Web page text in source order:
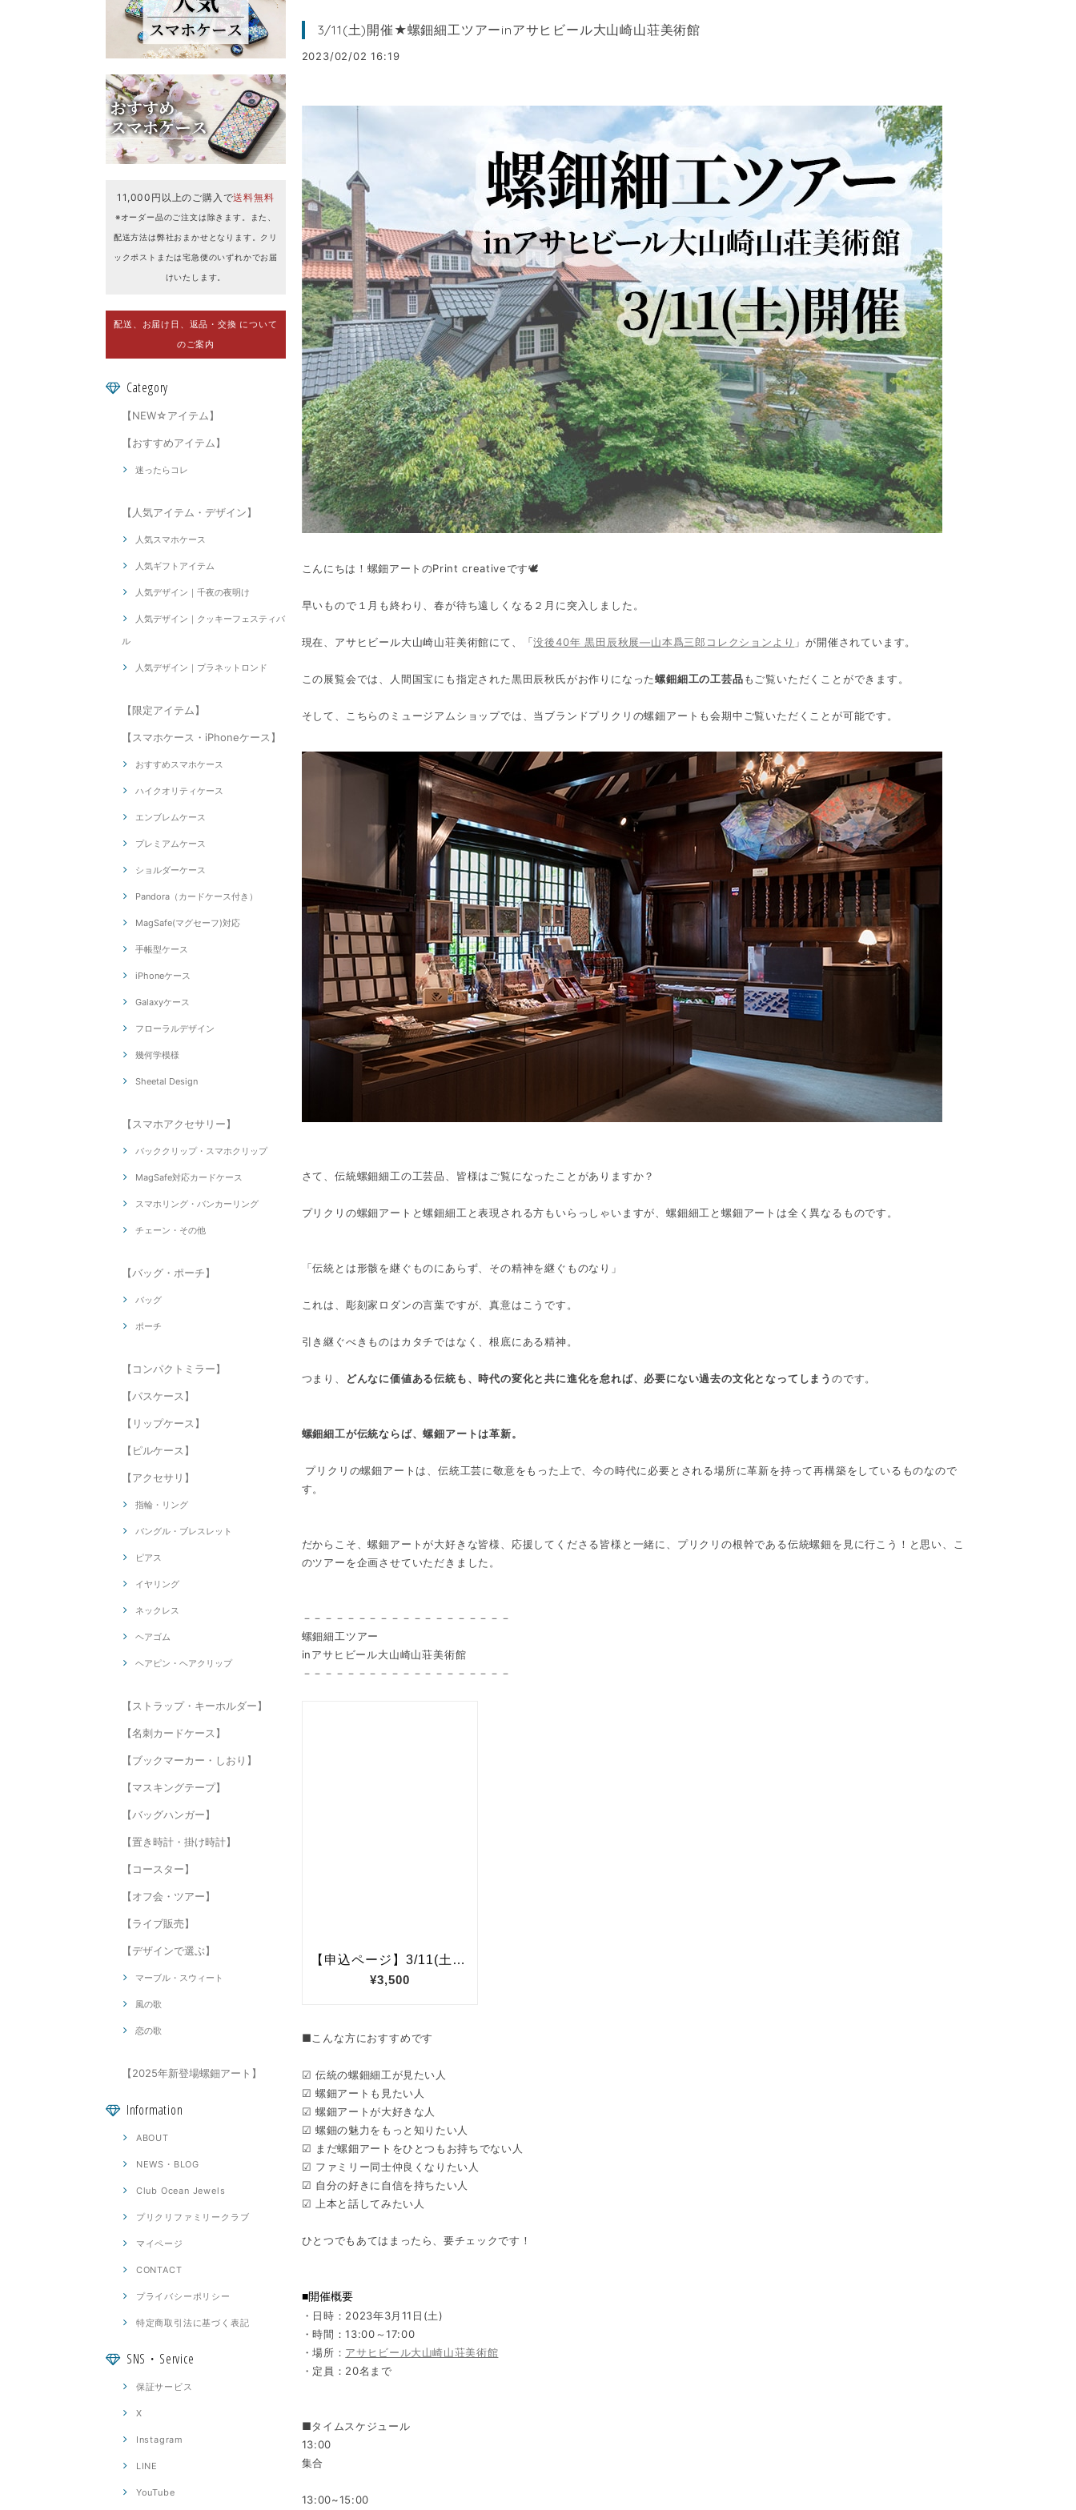
11,000円以上のご購入で送料無料
※オーダー品のご注文は除きます。また、
配送方法は弊社おまかせとなります。クリ
ックポストまたは宅急便のいずれかでお届
けいたします。
配送、お届け日、返品・交換 について
のご案内
Category
【NEW☆アイテム】
【おすすめアイテム】
迷ったらコレ
【人気アイテム・デザイン】
人気スマホケース
人気ギフトアイテム
人気デザイン｜千夜の夜明け
人気デザイン｜クッキーフェスティバ
ル
人気デザイン｜プラネットロンド
【限定アイテム】
【スマホケース・iPhoneケース】
おすすめスマホケース
ハイクオリティケース
エンブレムケース
プレミアムケース
ショルダーケース
Pandora（カードケース付き）
MagSafe(マグセーフ)対応
手帳型ケース
iPhoneケース
Galaxyケース
フローラルデザイン
幾何学模様
Sheetal Design
【スマホアクセサリー】
バッククリップ・スマホクリップ
MagSafe対応カードケース
スマホリング・バンカーリング
チェーン・その他
【バッグ・ポーチ】
バッグ
ポーチ
【コンパクトミラー】
【パスケース】
【リップケース】
【ピルケース】
【アクセサリ】
指輪・リング
バングル・ブレスレット
ピアス
イヤリング
ネックレス
ヘアゴム
ヘアピン・ヘアクリップ
【ストラップ・キーホルダー】
【名刺カードケース】
【ブックマーカー・しおり】
【マスキングテープ】
【バッグハンガー】
【置き時計・掛け時計】
【コースター】
【オフ会・ツアー】
【ライブ販売】
【デザインで選ぶ】
マーブル・スウィート
風の歌
恋の歌
【2025年新登場螺鈿アート】
Information
ABOUT
NEWS・BLOG
Club Ocean Jewels
プリクリファミリークラブ
マイページ
CONTACT
プライバシーポリシー
特定商取引法に基づく表記
SNS・Service
保証サービス
X
Instagram
LINE
YouTube
3/11(土)開催★螺鈿細工ツアーinアサヒビール大山崎山荘美術館
2023/02/02 16:19
こんにちは！螺鈿アートのPrint creativeです🕊
早いもので１月も終わり、春が待ち遠しくなる２月に突入しました。
現在、アサヒビール大山崎山荘美術館にて、「没後40年 黒田辰秋展―山本爲三郎コレクションより 」が開催されています。
この展覧会では、人間国宝にも指定された黒田辰秋氏がお作りになった螺鈿細工の工芸品もご覧いただくことができます。
そして、こちらのミュージアムショップでは、当ブランドプリクリの螺鈿アートも会期中ご覧いただくことが可能です。
さて、伝統螺鈿細工の工芸品、皆様はご覧になったことがありますか？
プリクリの螺鈿アートと螺鈿細工と表現される方もいらっしゃいますが、螺鈿細工と螺鈿アートは全く異なるものです。
「伝統とは形骸を継ぐものにあらず、その精神を継ぐものなり」
これは、彫刻家ロダンの言葉ですが、真意はこうです。
引き継ぐべきものはカタチではなく、根底にある精神。
つまり、 どんなに価値ある伝統も、時代の変化と共に進化を怠れば、必要にない過去の文化となってしまうのです。
螺鈿細工が伝統ならば、螺鈿アートは革新。
プリクリの螺鈿アートは、伝統工芸に敬意をもった上で、今の時代に必要とされる場所に革新を持って再構築をしているものなので
す。
だからこそ、螺鈿アートが大好きな皆様、応援してくださる皆様と一緒に、プリクリの根幹である伝統螺鈿を見に行こう！と思い、こ
のツアーを企画させていただきました。
－－－－－－－－－－－－－－－－－－－
螺鈿細工ツアー
inアサヒビール大山崎山荘美術館
－－－－－－－－－－－－－－－－－－－
■こんな方におすすめです
☑ 伝統の螺鈿細工が見たい人
☑ 螺鈿アートも見たい人
☑ 螺鈿アートが大好きな人
☑ 螺鈿の魅力をもっと知りたい人
☑ まだ螺鈿アートをひとつもお持ちでない人
☑ ファミリー同士仲良くなりたい人
☑ 自分の好きに自信を持ちたい人
☑ 上本と話してみたい人
ひとつでもあてはまったら、要チェックです！
■開催概要
・日時：2023年3月11日(土)
・時間：13:00～17:00
・場所： アサヒビール大山崎山荘美術館
・定員：20名まで
■タイムスケジュール
13:00
集合
13:00~15:00